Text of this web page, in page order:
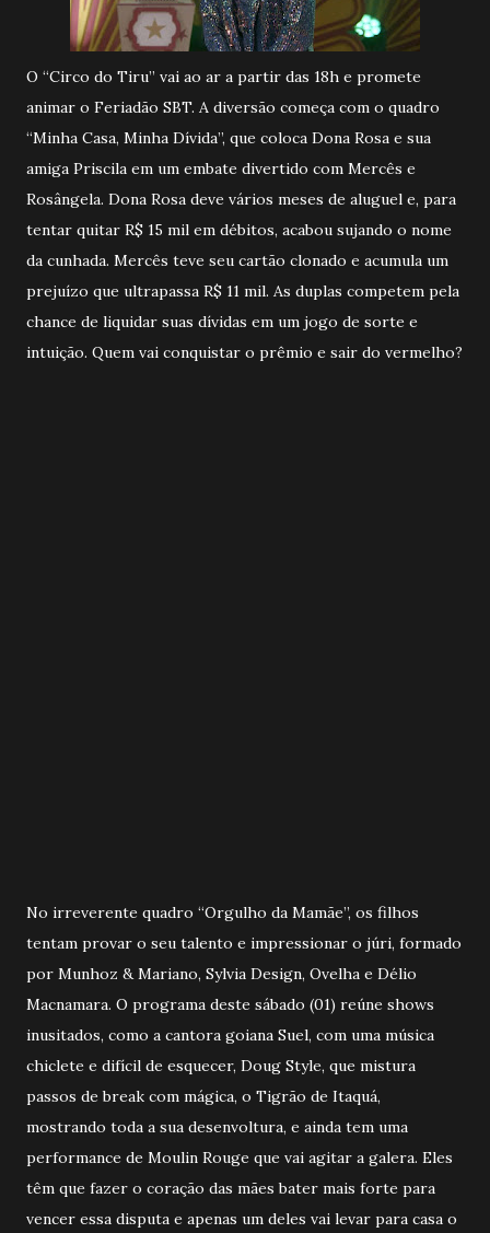
O “Circo do Tiru” vai ao ar a partir das 18h e promete
animar o Feriadão SBT. A diversão começa com o quadro
“Minha Casa, Minha Dívida”, que coloca Dona Rosa e sua
amiga Priscila em um embate divertido com Mercês e
Rosângela. Dona Rosa deve vários meses de aluguel e, para
tentar quitar R$ 15 mil em débitos, acabou sujando o nome
da cunhada. Mercês teve seu cartão clonado e acumula um
prejuízo que ultrapassa R$ 11 mil. As duplas competem pela
chance de liquidar suas dívidas em um jogo de sorte e
intuição. Quem vai conquistar o prêmio e sair do vermelho?
No irreverente quadro “Orgulho da Mamãe”, os filhos
tentam provar o seu talento e impressionar o júri, formado
por Munhoz & Mariano, Sylvia Design, Ovelha e Délio
Macnamara. O programa deste sábado (01) reúne shows
inusitados, como a cantora goiana Suel, com uma música
chiclete e difícil de esquecer, Doug Style, que mistura
passos de break com mágica, o Tigrão de Itaquá,
mostrando toda a sua desenvoltura, e ainda tem uma
performance de Moulin Rouge que vai agitar a galera. Eles
têm que fazer o coração das mães bater mais forte para
vencer essa disputa e apenas um deles vai levar para casa o